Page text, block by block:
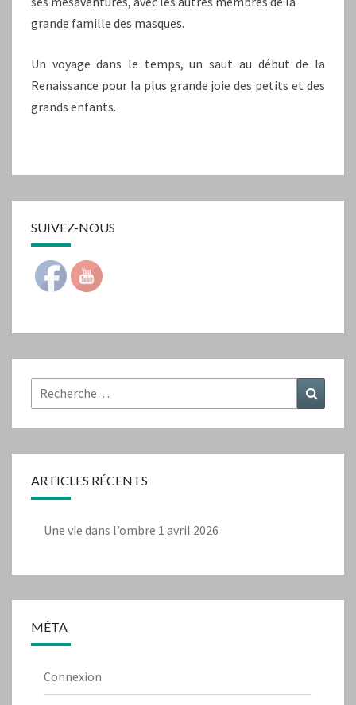
grande famille des masques.
Un voyage dans le temps, un saut au début de la
Renaissance pour la plus grande joie des petits et des
grands enfants.
SUIVEZ-NOUS
Rechercher :
ARTICLES RÉCENTS
Une vie dans l’ombre 1 avril 2026
MÉTA
Connexion